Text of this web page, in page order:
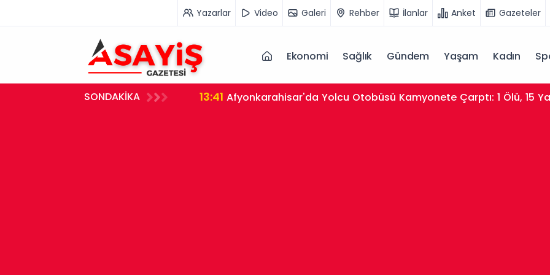
Yazarlar Video Galeri Rehber İlanlar Anket Gazeteler
Ekonomi Sağlık Gündem Yaşam Kadın
SONDAKİKA 13:41 Afyonkarahisar'da Yolcu Otobüsü Kamyonete Çarptı: 1 Ölü, 15